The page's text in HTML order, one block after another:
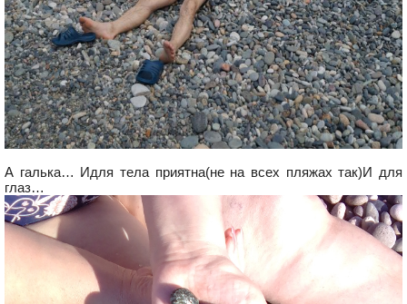
А галька… Идля тела приятна(не на всех пляжах так)И для
глаз…